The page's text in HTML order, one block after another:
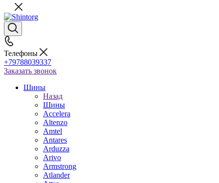
Телефоны
+79788039337
Заказать звонок
Шины
Назад
Шины
Accelera
Altenzo
Amtel
Antares
Arduzza
Arivo
Armstrong
Atlander